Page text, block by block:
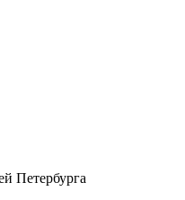
Петербурга